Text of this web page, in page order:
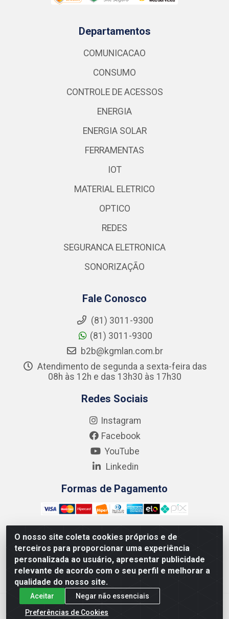
O nosso site coleta cookies próprios e de
terceiros para proporcionar uma experiência
personalizada ao usuário, apresentar publicidade
relevante de acordo com o seu perfil e melhorar a
qualidade do nosso site.
Aceitar
Negar não essenciais
Preferências de Cookies
Departamentos
COMUNICACAO
CONSUMO
CONTROLE DE ACESSOS
ENERGIA
ENERGIA SOLAR
FERRAMENTAS
IOT
MATERIAL ELETRICO
OPTICO
REDES
SEGURANCA ELETRONICA
SONORIZAÇÃO
Fale Conosco
(81) 3011-9300
(81) 3011-9300
b2b@kgmlan.com.br
Atendimento de segunda a sexta-feira das
08h às 12h e das 13h30 às 17h30
Redes Sociais
Instagram
Facebook
YouTube
Linkedin
Formas de Pagamento
Kgmlan Distribuidora LTDA - CNPJ 18.217.682/0001-54 -
Rua Pedro de Barros Cavalcante, 58 - Bultrins, Olinda/PE
- CEP 53320-110